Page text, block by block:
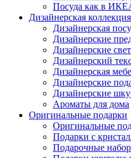
Посуда как в
Дизайнерская коллекция
Дизайнерская
Дизайнерские
Дизайнерские
Дизайнерский
Дизайнерская
Дизайнерские
Дизайнерские
Ароматы для дома
Оригинальные подарки
Оригинальные
Подарки с
Подарочные